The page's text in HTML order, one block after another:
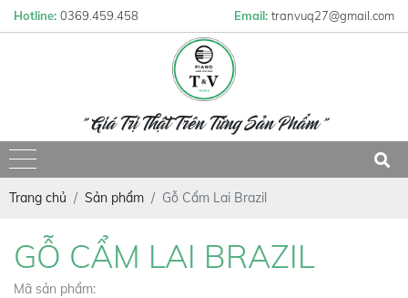
Hotline: 0369.459.458 Email: tranvuq27@gmail.com
" Giá Trị Thật Trên Từng Sản Phẩm "
Trang chủ Sản phẩm Gỗ Cẩm Lai Brazil
GỖ CẨM LAI BRAZIL
Mã sản phẩm: